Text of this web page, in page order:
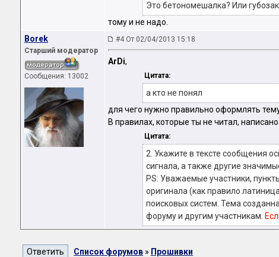
Это бетономешалка? Или
тому и не надо.
Borek
Старший модератор
Сообщения: 13002
#4 От 02/04/2013 15:18
ArDi,
Цитата:
а кто не понял
для чего нужно правильно оформлять
В правилах, которые ты не читал, написано
Цитата:
2. Укажите в тексте сообщения
сигнала, а также другие
PS: Уважаемые участники,
оригинала (как правило
поисковых систем. Тема
форуму и другим участникам.
Список форумов » Прошивки